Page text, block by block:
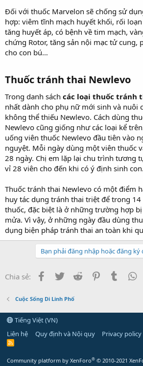
Đối với thuốc Marvelon sẽ chống sử
hợp: viêm tĩnh mạch huyết khối, rối
tăng huyết áp, có bệnh về tim mạch,
chứng Rotor, tăng sản nội mạc tử cung,
cho con bú…
Thuốc tránh thai Newlevo​
Trong danh sách các loại thuốc tránh
nhất dành cho phụ nữ mới sinh và nuôi
không thể thiếu Newlevo. Cách dùng
Newlevo cũng giống như các loại kể
uống viên thuốc Newlevo đầu tiên vào
nguyệt. Mỗi ngày dùng một viên thuốc
28 ngày. Chị em lặp lại chu trình tương
vỉ 28 viên cho đến khi có ý định sinh con.
Thuốc tránh thai Newlevo có một điểm
huy tác dụng tránh thai triệt để trong
thuốc, đặc biệt là ở những trường hợp
mửa. Vì vậy, ở những ngày đầu dùng
dụng biện pháp tránh thai an toàn khi
Bạn phải đăng nhập hoặc đăng ký
Chia sẻ: Facebook
Twitter Reddit PinterestTumblr
Cuộc Sống Di Linh Phố
Tiếng Việt (VN)
Liên hệ
Quy định và Nội quy Privacy policy
R
Community platform by XenForo® © 2010-2021